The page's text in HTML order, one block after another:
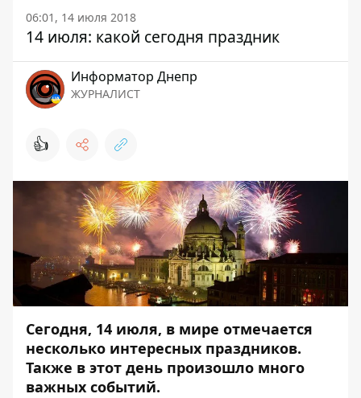
06:01, 14 июля 2018
14 июля: какой сегодня праздник
Информатор Днепр
ЖУРНАЛИСТ
👍
Сегодня, 14 июля, в мире отмечается
несколько интересных праздников.
Также в этот день произошло много
важных событий.